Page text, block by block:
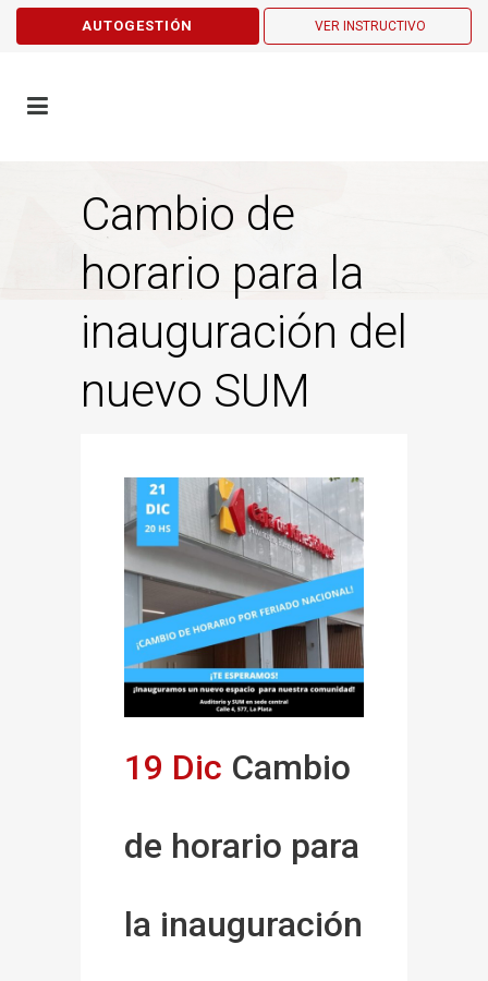
AUTOGESTIÓN VER INSTRUCTIVO
Cambio de
horario para la
inauguración del
nuevo SUM
19 Dic Cambio
de horario para
la inauguración